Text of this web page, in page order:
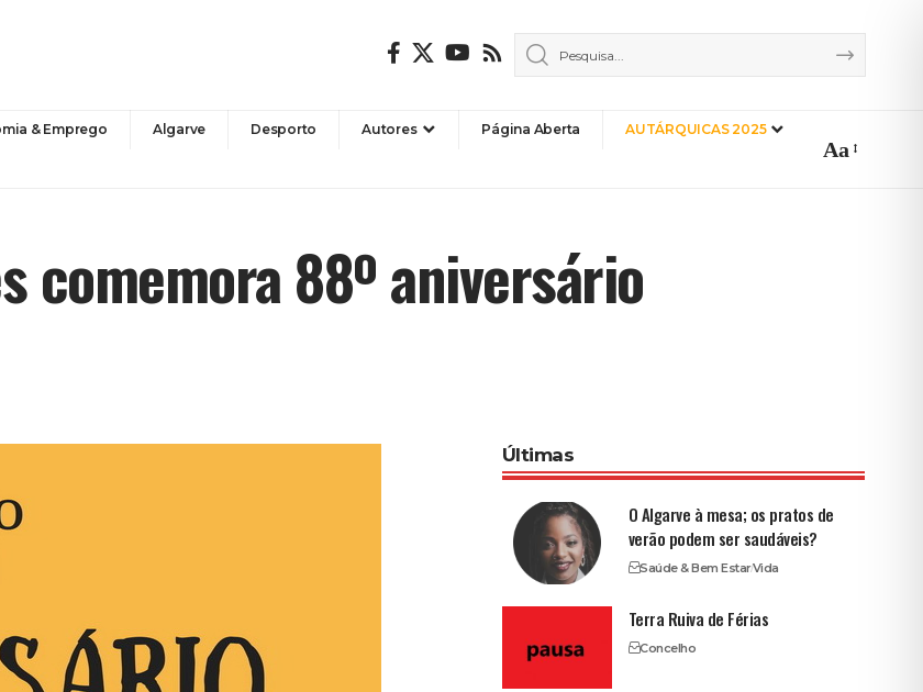
& Emprego Algarve Desporto Autores Página Aberta AUTÁRQUICAS 2025
Aa
comemora 88º aniversário
Últimas
O Algarve à mesa; os pratos de
verão podem ser saudáveis?
Saúde & Bem EstarVida
Terra Ruiva de Férias
Concelho